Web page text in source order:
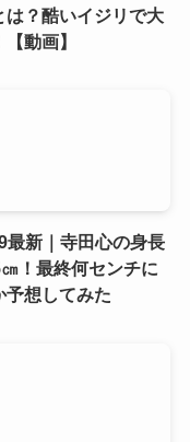
は？酷いイジリで大
動画】
最新｜寺田心の身長
！最終何センチに
予想してみた